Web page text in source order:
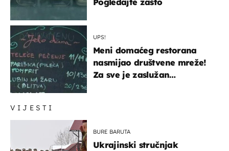
VIJESTI
BURE BARUTA
Ukrajinski stručnjak
UPS!
Meni domaćeg restorana
nasmijao društvene mreže!
Za sve je zaslužan